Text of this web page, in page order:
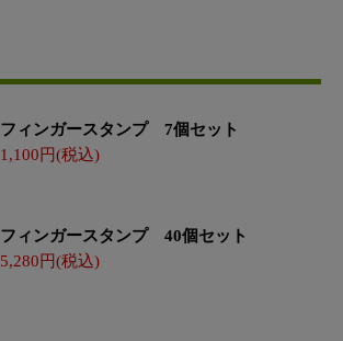
フィンガースタンプ 7個セット
1,100
フィンガースタンプ 40個セット
5,280